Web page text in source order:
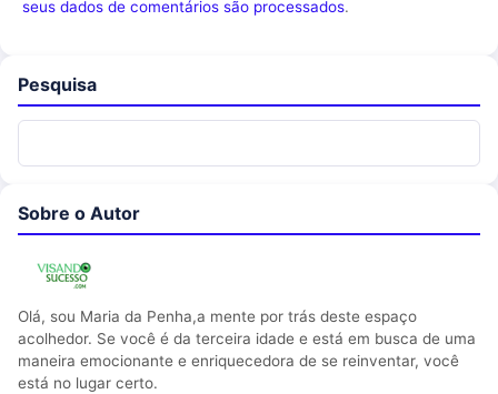
seus dados de comentários são processados.
Pesquisa
Sobre o Autor
Olá, sou Maria da Penha,a mente por trás deste espaço
acolhedor. Se você é da terceira idade e está em busca de uma
maneira emocionante e enriquecedora de se reinventar, você
está no lugar certo.